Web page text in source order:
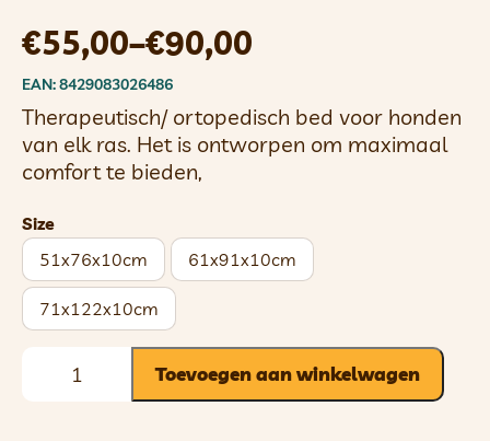
€55,00–€90,00
EAN: 8429083026486
Therapeutisch/ ortopedisch bed voor honden
van elk ras. Het is ontworpen om maximaal
comfort te bieden,
Size
51x76x10cm
61x91x10cm
71x122x10cm
Toevoegen aan winkelwagen